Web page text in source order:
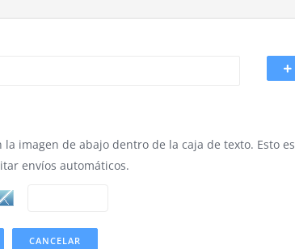
imagen de abajo dentro de la caja de texto. Esto es
envíos automáticos.
CANCELAR